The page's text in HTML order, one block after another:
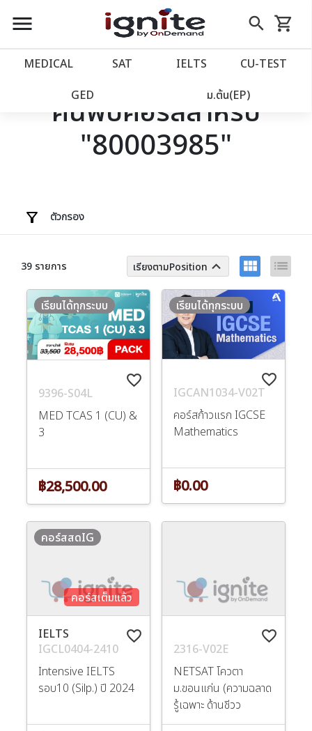
close
account_balance หน้าแรก
เว็บไซต์อิกไนท์
โปรโมชั่น
account_circle เข้าสู่ระบบ
menu search
Skip
to
shopping_cart
รถเข็น
MEDICAL SAT IELTS CU‑TEST
GED ม.ต้น(EP)
ค้นพบคอร์สสำหรับ
"80003985"
ตัวกรอง
39 รายการ เรียงตามPosition keyboard_arrow_up view_module list
favorite_border
9396-S04L
MED TCAS 1 (CU) &
3
เรียนได้ทุกระบบ
฿28,500.00
favorite_border
IGCAN1034-V02T
คอร์สก้าวแรก IGCSE
Mathematics
เรียนได้ทุกระบบ
฿0.00
favorite_border
IELTS
IGCL0404-2410
Intensive IELTS
รอบ10 (Silp.) ปี 2024
คอร์สเต็มแล้ว
คอร์สสดIG
favorite_border
2316-V02E
NETSAT โควตา
ม.ขอนแก่น (ความฉลาด
รู้เฉพาะ ด้านชีวว